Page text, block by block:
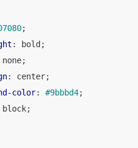
;
: bold;
: center;
color: #9bbbd4;